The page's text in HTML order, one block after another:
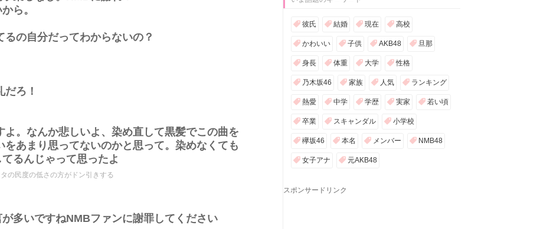
ら。
の自分だってわからないの？
ろ！
。なんか悲しいよ、染め直して黒髪でこの曲を
あまり思ってないのかと思って。染めなくても
るんじゃって思ったよ
の民度の低さの方がドン引きする
多いですねNMBファンに謝罪してください
彼氏 結婚 現在 高校
かわいい 子供 AKB48 旦那
身長 体重 大学 性格
乃木坂46 家族 人気 ランキング
熱愛 中学 学歴 実家 若い頃
卒業 スキャンダル 小学校
欅坂46 本名 メンバー NMB48
女子アナ 元AKB48
スポンサードリンク